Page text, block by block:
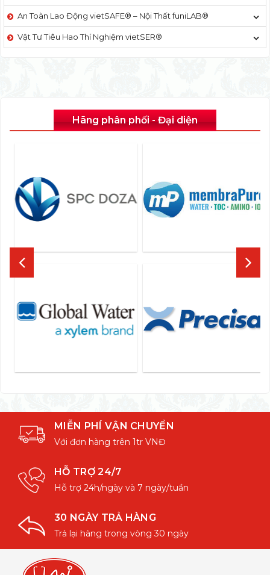
An Toàn Lao Động vietSAFE® – Nội Thất funiLAB®
Vật Tư Tiêu Hao Thí Nghiệm vietSER®
Hãng phân phối - Đại diện
MIỄN PHÍ VẬN CHUYỂN
Với đơn hàng trên 1tr VNĐ
HỖ TRỢ 24/7
Hỗ trợ 24h/ngày và 7 ngày/tuần
30 NGÀY TRẢ HÀNG
Trả lại hàng trong vòng 30 ngày